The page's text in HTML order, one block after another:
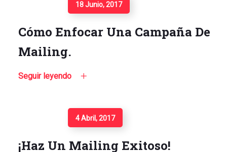
18 Junio, 2017
Cómo Enfocar Una Campaña De
Mailing.
Seguir leyendo
4 Abril, 2017
¡Haz Un Mailing Exitoso!